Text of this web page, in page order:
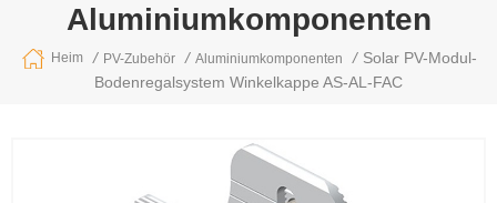
Aluminiumkomponenten
Heim / PV-Zubehör / Aluminiumkomponenten / Solar PV-Modul-
Bodenregalsystem Winkelkappe AS-AL-FAC